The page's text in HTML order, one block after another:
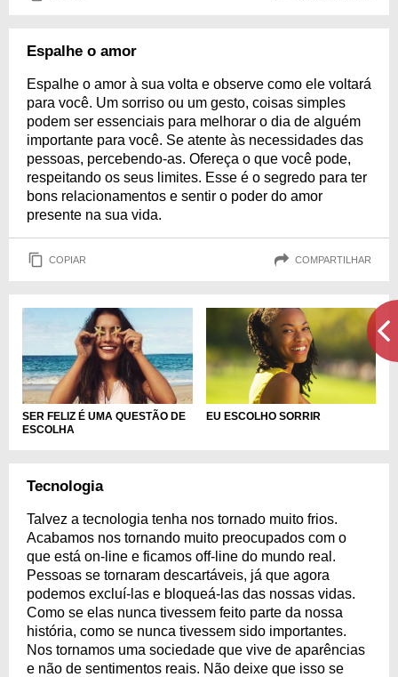
Espalhe o amor
Espalhe o amor à sua volta e observe como ele voltará
para você. Um sorriso ou um gesto, coisas simples
podem ser essenciais para melhorar o dia de alguém
importante para você. Se atente às necessidades das
pessoas, percebendo-as. Ofereça o que você pode,
respeitando os seus limites. Esse é o segredo para ter
bons relacionamentos e sentir o poder do amor
presente na sua vida.
COPIAR COMPARTILHAR
SER FELIZ É UMA QUESTÃO DE
ESCOLHA
EU ESCOLHO SORRIR
Tecnologia
Talvez a tecnologia tenha nos tornado muito frios.
Acabamos nos tornando muito preocupados com o
que está on-line e ficamos off-line do mundo real.
Pessoas se tornaram descartáveis, já que agora
podemos excluí-las e bloqueá-las das nossas vidas.
Como se elas nunca tivessem feito parte da nossa
história, como se nunca tivessem sido importantes.
Nos tornamos uma sociedade que vive de aparências
e não de sentimentos reais. Não deixe que isso se